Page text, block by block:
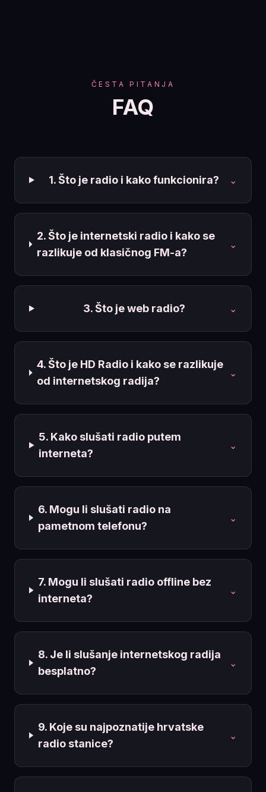
ČESTA PITANJA
FAQ
1. Što je radio i kako funkcionira? ⌄
2. Što je internetski radio i kako se
razlikuje od klasičnog FM-a?
⌄
3. Što je web radio? ⌄
4. Što je HD Radio i kako se razlikuje
od internetskog radija?
⌄
5. Kako slušati radio putem
interneta?
⌄
6. Mogu li slušati radio na
pametnom telefonu?
⌄
7. Mogu li slušati radio offline bez
interneta?
⌄
8. Je li slušanje internetskog radija
besplatno?
⌄
9. Koje su najpoznatije hrvatske
radio stanice?
⌄